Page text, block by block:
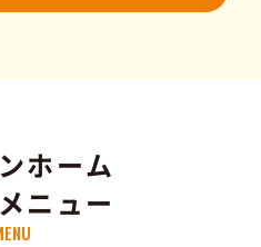
ホーム
ニュー